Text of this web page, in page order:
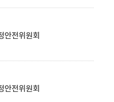
전위원회
전위원회